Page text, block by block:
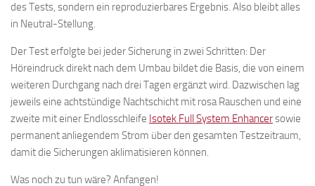
des Tests, sondern ein reproduzierbares Ergebnis. Also bleibt alles
in Neutral-Stellung.
Der Test erfolgte bei jeder Sicherung in zwei Schritten: Der
Höreindruck direkt nach dem Umbau bildet die Basis, die von einem
weiteren Durchgang nach drei Tagen ergänzt wird. Dazwischen lag
jeweils eine achtstündige Nachtschicht mit rosa Rauschen und eine
zweite mit einer Endlosschleife Isotek Full System Enhancersowie
permanent anliegendem Strom über den gesamten Testzeitraum,
damit die Sicherungen aklimatisieren können.
Was noch zu tun wäre? Anfangen!